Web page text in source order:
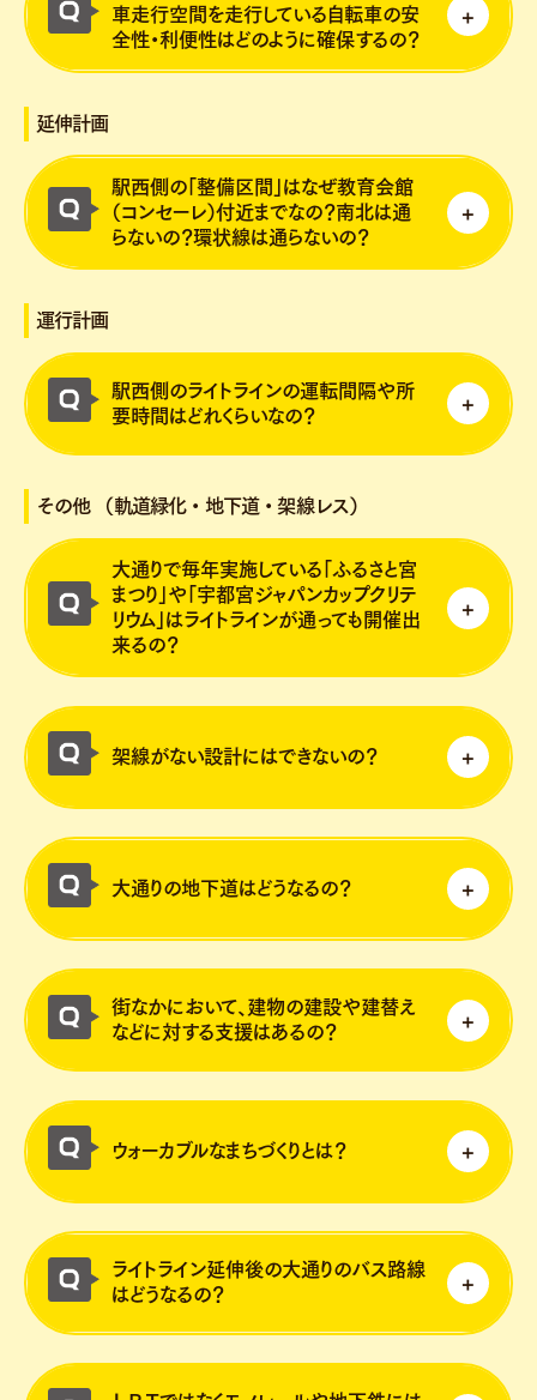
す。
また、桜通り十文字～教育会館前は、現況と
車走行空間を走行している自転車の安
全性・利便性はどのように確保するの？
を想定しています。
自転車利用者がより安全で快適に利用できる
ように、通行方法や路面表示の仕方等につい
していきたいと考えています。
延伸計画
駅西側の「整備区間」はなぜ教育会館
（コンセーレ）付近までなの？南北は通
らないの？環状線は通らないの？
そのうち、中心市街地活性化や通勤・通学の
利便性向上等、整備効果が早期に期待できる
現時点での南北への延伸や環状線への導入の
予定はありません。
運行計画
駅西側のライトラインの運転間隔や所
要時間はどれくらいなの？
す。
所要時間については、ＪＲ宇都宮駅東口から
教育会館前までの下り線の区間を約２２分、
その他 （軌道緑化・地下道・架線レス）
大通りで毎年実施している「ふるさと宮
まつり」や「宇都宮ジャパンカップクリテ
リウム」はライトラインが通っても開催出
来るの？
「ふるさと宮まつり」や「宇都宮ジャパンカ
ップクリテリウム」については、国内外での
開催実績を参考に、道路空間の活用等に関す
る協議を主催者と行っており、今後も開催し
架線がない設計にはできないの？
現時点では東側と同様の設計を検討しており
ます。
様々な事例を収集し、架線がない設計につい
ては、引き続き研究を進めていきます。
大通りの地下道はどうなるの？
地下道については、現在、施設管理者と協議
を進めています。
詳細は方針が決まりましたら公表していきま
街なかにおいて、建物の建設や建替え
などに対する支援はあるの？
官民協働による魅力的でわくわくする都市空
間づくりに向けて、事業費の補助や容積率の
緩和など、様々な場面で活用できる支援メニ
ューを「宮の街ナカエキサイト」として用意
詳しくはこちら
ウォーカブルなまちづくりとは？
街なかにおいて、人と様々な交通が共存しな
がら、都市活動を支える多様なまちの機能
（住む、働く、学ぶ、遊ぶ、憩うなど）を充
実させる「人中心の居心地が良く歩きたくな
ライトライン延伸後の大通りのバス路線
はどうなるの？
ライトライン延伸後の大通りのバス路線につ